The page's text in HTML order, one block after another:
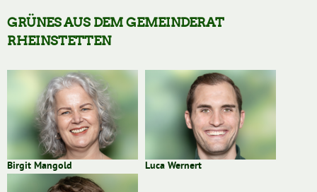
GRÜNES AUS DEM GEMEINDERAT
RHEINSTETTEN
Birgit Mangold Luca Wernert